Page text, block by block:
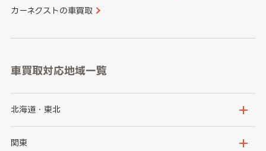
カーネクストの車買取
車買取対応地域一覧
北海道・東北
北海道
関東